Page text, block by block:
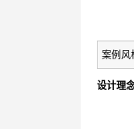
案例风
设计理念